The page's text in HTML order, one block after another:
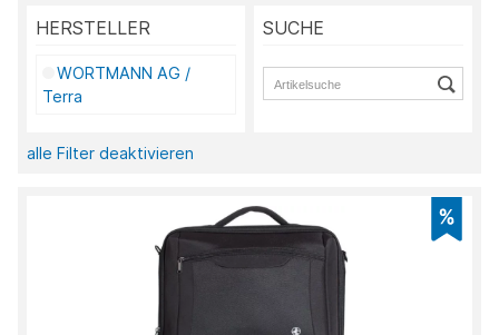
HERSTELLER
WORTMANN AG /
Terra
SUCHE
alle Filter deaktivieren